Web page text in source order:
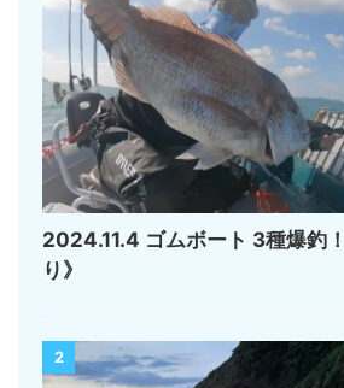
2024.11.4 ゴムボート 3種爆釣
り》
2